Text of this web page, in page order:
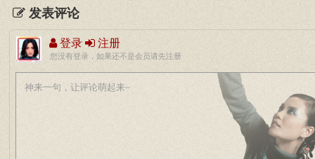
发表评论
登录 注册
您没有登录，如果还不是会员请先注册